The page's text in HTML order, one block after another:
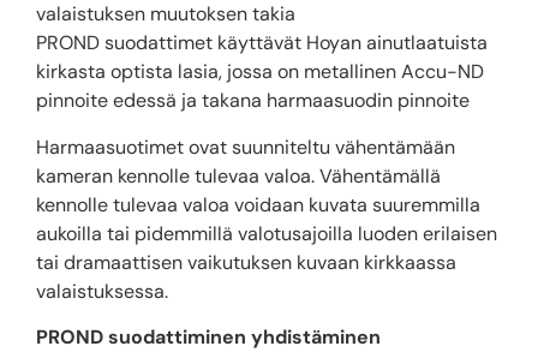
valaistuksen muutoksen takia
PROND suodattimet käyttävät Hoyan ainutlaatuista
kirkasta optista lasia, jossa on metallinen Accu-ND
pinnoite edessä ja takana harmaasuodin pinnoite
Harmaasuotimet ovat suunniteltu vähentämään
kameran kennolle tulevaa valoa. Vähentämällä
kennolle tulevaa valoa voidaan kuvata suuremmilla
aukoilla tai pidemmillä valotusajoilla luoden erilaisen
tai dramaattisen vaikutuksen kuvaan kirkkaassa
valaistuksessa.
PROND suodattiminen yhdistäminen